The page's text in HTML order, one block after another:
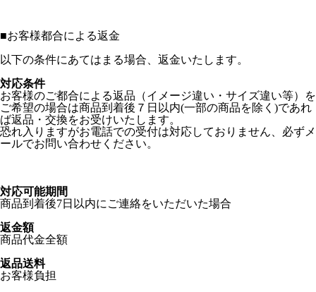
■お客様都合による返金
以下の条件にあてはまる場合、返金いたします。
対応条件
お客様のご都合による返品（イメージ違い・サイズ違い等）を
ご希望の場合は商品到着後７日以内(一部の商品を除く)であれ
ば返品・交換をお受けいたします。
恐れ入りますがお電話での受付は対応しておりません、必ずメ
ールでお問い合わせください。
対応可能期間
商品到着後7日以内にご連絡をいただいた場合
返金額
商品代金全額
返品送料
お客様負担